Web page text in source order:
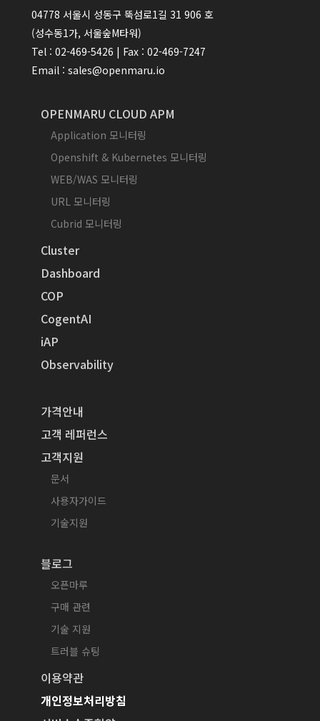
04778 서울시 성동구 뚝섬로1길 31 906 호
(성수동1가, 서울숲M타워)
Tel : 02-469-5426 | Fax : 02-469-7247
Email : sales@openmaru.io
OPENMARU CLOUD APM
Application 모니터링
Openshift & Kubernetes 모니터링
WEB/WAS 모니터링
URL 모니터링
Cubrid 모니터링
Cluster
Dashboard
COP
CogentAI
iAP
Observability
가격안내
고객 레퍼런스
고객지원
문서
사용자가이드
기술지원
블로그
오픈마루
구매 관련
기술 지원
트러블 슈팅
이용약관
개인정보처리방침